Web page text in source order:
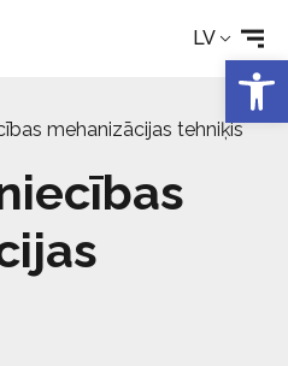
LV
mehanizācijas tehniķis